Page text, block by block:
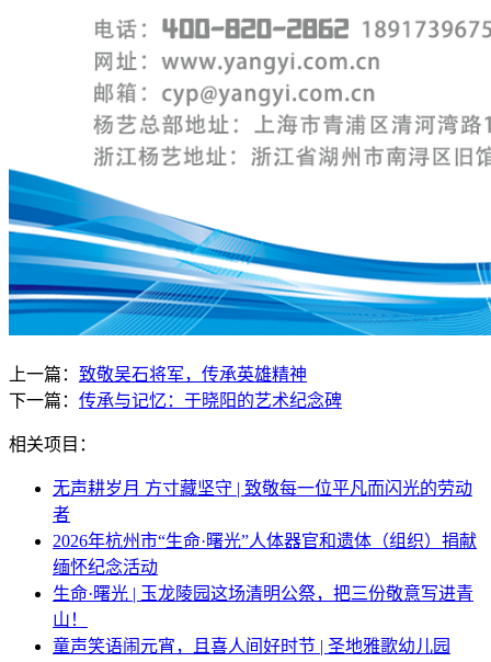
上一篇： 致敬吴石将军，传承英雄精神
下一篇： 传承与记忆：于晓阳的艺术纪念碑
相关项目：
无声耕岁月 方寸藏坚守 | 致敬每一位平凡而闪光的劳动
者
2026年杭州市“生命·曙光”人体器官和遗体（组织）捐献
缅怀纪念活动
生命·曙光 | 玉龙陵园这场清明公祭，把三份敬意写进青
山！
童声笑语闹元宵，且喜人间好时节 | 圣地雅歌幼儿园